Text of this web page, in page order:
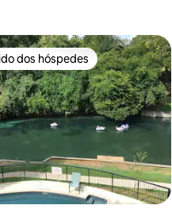
de 5, 174 avaliações
preferidos dos hóspedes
dos hóspedes